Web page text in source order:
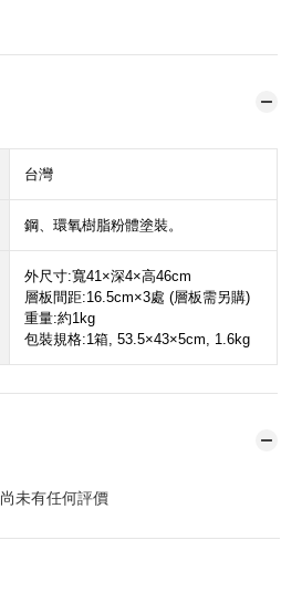
台灣
鋼、環氧樹脂粉體塗裝。
外尺寸:寬41×深4×高46cm
層板間距:16.5cm×3處 (層板需另購)
重量:約1kg
包裝規格:1箱, 53.5×43×5cm, 1.6kg
尚未有任何評價